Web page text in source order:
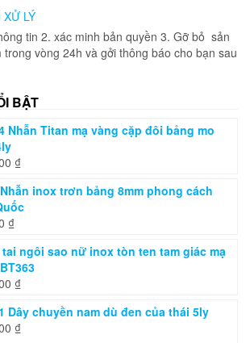
phẩm
LÝ
tin 2. xác minh bản quyền 3. Gỡ bỏ sản
trong vòng 24h và gởi thông báo cho bạn sau
BẬT
Nhẫn Titan mạ vàng cặp đôi bảng mo
₫
inox trơn bảng 8mm phong cách
₫
ngôi sao nữ inox tòn ten tam giác mạ
₫
Dây chuyền nam dù đen của thái 5ly
₫